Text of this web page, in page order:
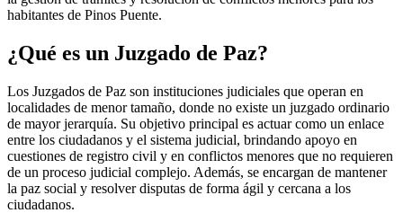
habitantes de Pinos Puente.
¿Qué es un Juzgado de Paz?
Los Juzgados de Paz son instituciones judiciales que operan en
localidades de menor tamaño, donde no existe un juzgado ordinario
de mayor jerarquía. Su objetivo principal es actuar como un enlace
entre los ciudadanos y el sistema judicial, brindando apoyo en
cuestiones de registro civil y en conflictos menores que no requieren
de un proceso judicial complejo. Además, se encargan de mantener
la paz social y resolver disputas de forma ágil y cercana a los
ciudadanos.